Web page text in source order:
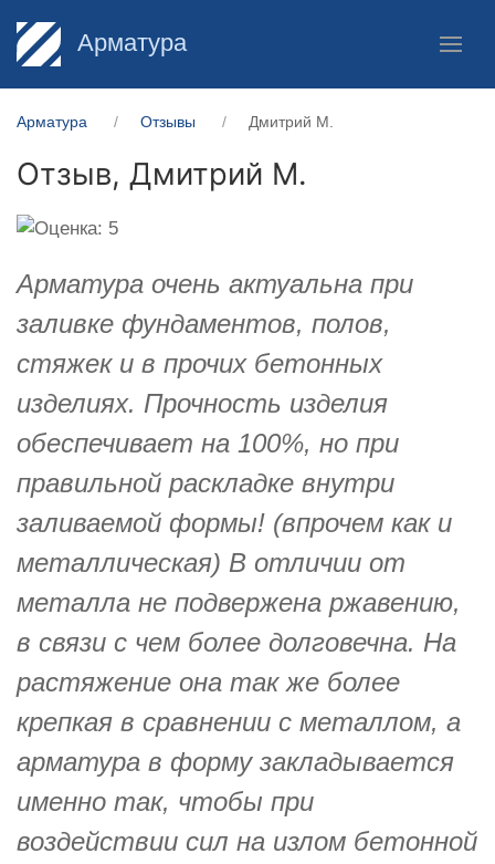
Арматура
Арматура Отзывы Дмитрий М.
Отзыв, Дмитрий М.
Арматура очень актуальна при
заливке фундаментов, полов,
стяжек и в прочих бетонных
изделиях. Прочность изделия
обеспечивает на 100%, но при
правильной раскладке внутри
заливаемой формы! (впрочем как и
металлическая) В отличии от
металла не подвержена ржавению,
в связи с чем более долговечна. На
растяжение она так же более
крепкая в сравнении с металлом, а
арматура в форму закладывается
именно так, чтобы при
воздействии сил на излом бетонной